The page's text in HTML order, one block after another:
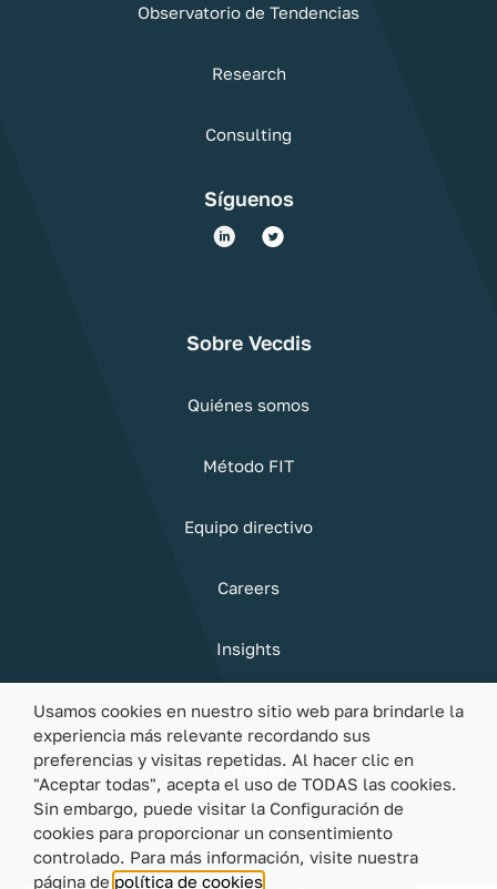
Observatorio de Tendencias
Research
Consulting
Síguenos
Sobre Vecdis
Quiénes somos
Método FIT
Equipo directivo
Careers
Insights
Sostenibilidad
Contacto
Usamos cookies en nuestro sitio web para brindarle la
experiencia más relevante recordando sus
preferencias y visitas repetidas. Al hacer clic en
"Aceptar todas", acepta el uso de TODAS las cookies.
Sin embargo, puede visitar la Configuración de
cookies para proporcionar un consentimiento
controlado. Para más información, visite nuestra
página de política de cookies